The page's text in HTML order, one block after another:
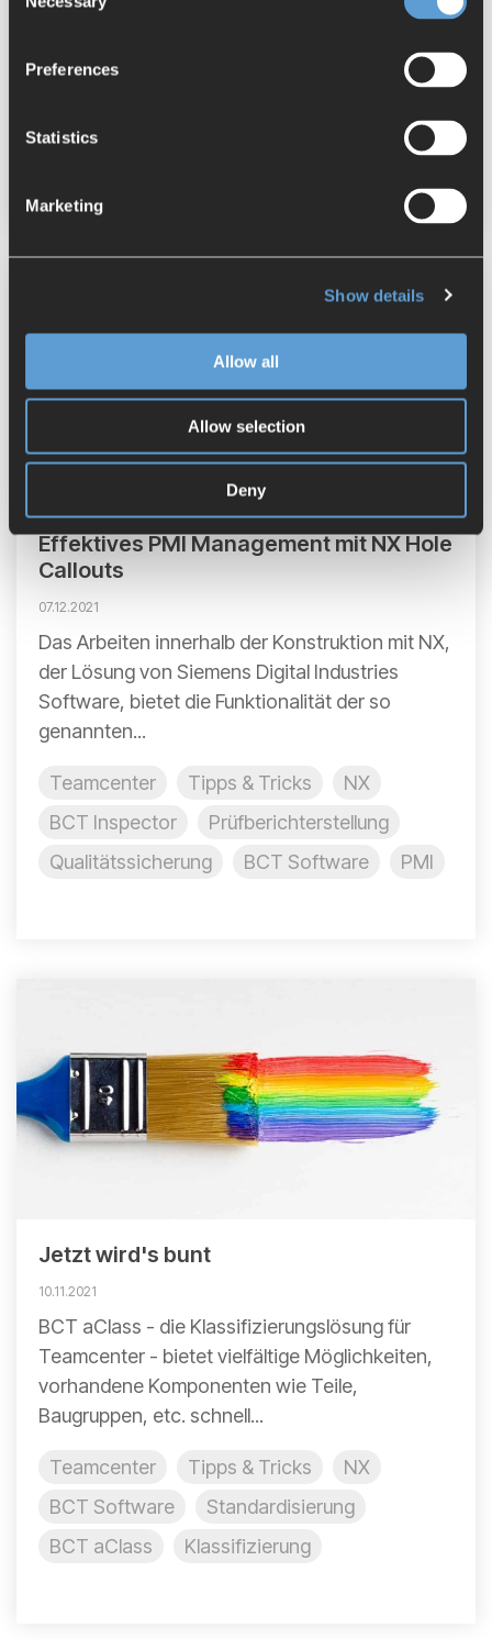
Selection
Preferences
Statistics
Marketing
Show details
Allow all
Allow selection
Deny
Handelskriege und Pandemien sind aktuelle...
Produktentwicklung
Effektives PMI Management mit NX Hole
Callouts
07.12.2021
Das Arbeiten innerhalb der Konstruktion mit NX,
der Lösung von Siemens Digital Industries
Software, bietet die Funktionalität der so
genannten...
Teamcenter Tipps & Tricks
NX
BCT Inspector
Prüfberichterstellung
Qualitätssicherung
BCT Software PMI
Jetzt wird's bunt
10.11.2021
BCT aClass - die Klassifizierungslösung für
Teamcenter - bietet vielfältige Möglichkeiten,
vorhandene Komponenten wie Teile,
Baugruppen, etc. schnell...
Teamcenter Tipps & Tricks
NX
BCT Software
Standardisierung
BCT aClass
Klassifizierung